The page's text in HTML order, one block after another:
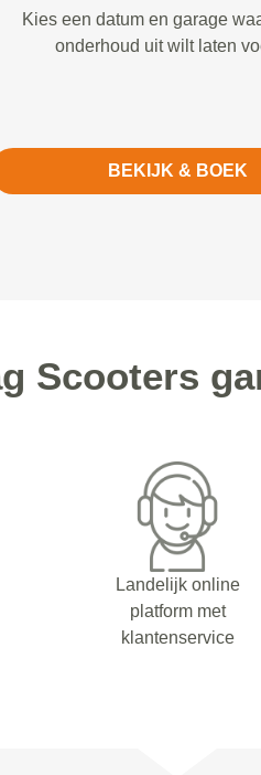
Kies een datum en garage
onderhoud uit wilt laten
BEKIJK & BOEK
Scooters
Landelijk online
platform met
klantenservice